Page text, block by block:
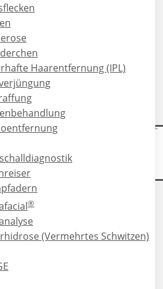
Haarentfernung (IPL)
®
(Vermehrtes Schwitzen)
der Medizin
bis 2023
der Universitätsklinik